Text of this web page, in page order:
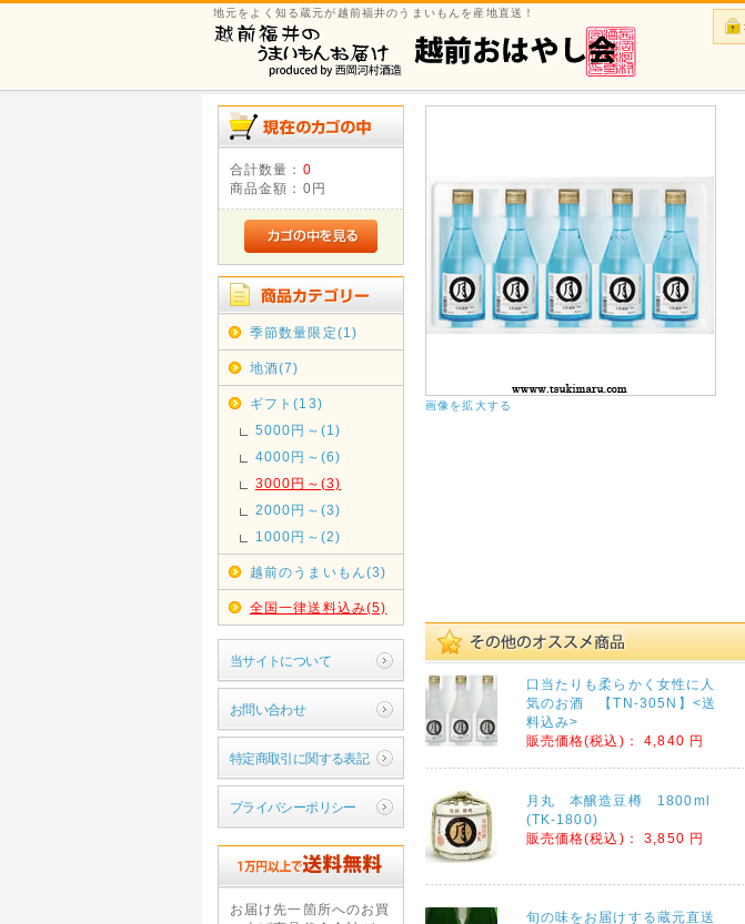
地元をよく知る蔵元が越前福井のうまいもんを産地直送！
合計数量： 0
商品金額： 0円
季節数量限定(1)
地酒(7)
ギフト(13)
5000円～(1)
4000円～(6)
3000円～(3)
2000円～(3)
1000円～(2)
越前のうまいもん(3)
全国一律送料込み(5)
当サイトについて
お問い合わせ
特定商取引に関する表記
プライバシーポリシー
お届け先一箇所へのお買
画像を拡大する
口当たりも柔らかく女性に人
気のお酒 【TN-305N】<送
料込み>
販売価格(税込)：
4,840 円
月丸 本醸造豆樽 1800ml
(TK-1800)
販売価格(税込)：
3,850 円
旬の味をお届けする蔵元直送